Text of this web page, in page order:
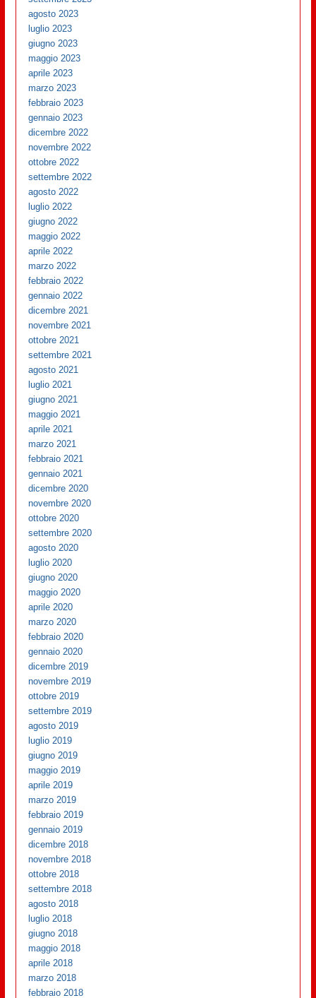
agosto 2023
luglio 2023
giugno 2023
maggio 2023
aprile 2023
marzo 2023
febbraio 2023
gennaio 2023
dicembre 2022
novembre 2022
ottobre 2022
settembre 2022
agosto 2022
luglio 2022
giugno 2022
maggio 2022
aprile 2022
marzo 2022
febbraio 2022
gennaio 2022
dicembre 2021
novembre 2021
ottobre 2021
settembre 2021
agosto 2021
luglio 2021
giugno 2021
maggio 2021
aprile 2021
marzo 2021
febbraio 2021
gennaio 2021
dicembre 2020
novembre 2020
ottobre 2020
settembre 2020
agosto 2020
luglio 2020
giugno 2020
maggio 2020
aprile 2020
marzo 2020
febbraio 2020
gennaio 2020
dicembre 2019
novembre 2019
ottobre 2019
settembre 2019
agosto 2019
luglio 2019
giugno 2019
maggio 2019
aprile 2019
marzo 2019
febbraio 2019
gennaio 2019
dicembre 2018
novembre 2018
ottobre 2018
settembre 2018
agosto 2018
luglio 2018
giugno 2018
maggio 2018
aprile 2018
marzo 2018
febbraio 2018